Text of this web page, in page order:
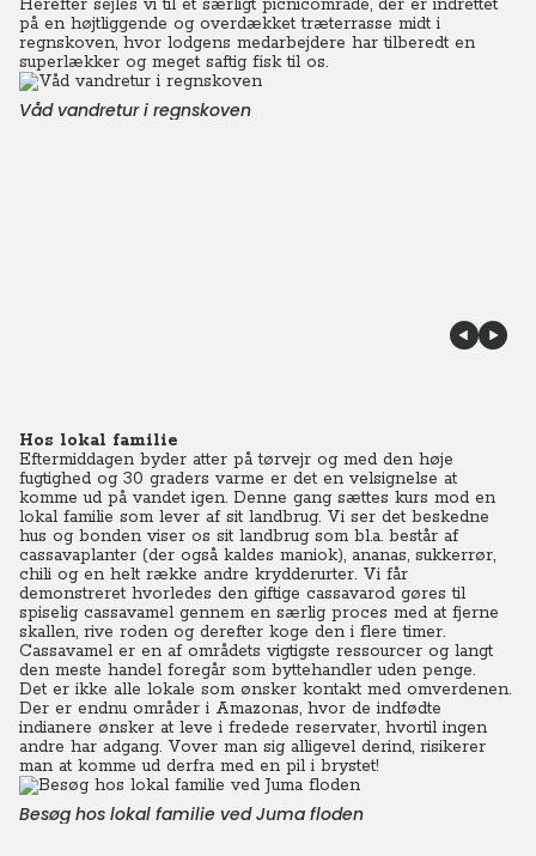
Herefter sejles vi til et særligt picnicområde, der er indrettet
på en højtliggende og overdækket træterrasse midt i
regnskoven, hvor lodgens medarbejdere har tilberedt en
superlækker og meget saftig fisk til os.
Våd vandretur i regnskoven
Hos lokal familie
Eftermiddagen byder atter på tørvejr og med den høje
fugtighed og 30 graders varme er det en velsignelse at
komme ud på vandet igen. Denne gang sættes kurs mod en
lokal familie som lever af sit landbrug. Vi ser det beskedne
hus og bonden viser os sit landbrug som bl.a. består af
cassavaplanter (der også kaldes maniok), ananas, sukkerrør,
chili og en helt række andre krydderurter. Vi får
demonstreret hvorledes den giftige cassavarod gøres til
spiselig cassavamel gennem en særlig proces med at fjerne
skallen, rive roden og derefter koge den i flere timer.
Cassavamel er en af områdets vigtigste ressourcer og langt
den meste handel foregår som byttehandler uden penge.
Det er ikke alle lokale som ønsker kontakt med omverdenen.
Der er endnu områder i Amazonas, hvor de indfødte
indianere ønsker at leve i fredede reservater, hvortil ingen
andre har adgang. Vover man sig alligevel derind, risikerer
man at komme ud derfra med en pil i brystet!
Besøg hos lokal familie ved Juma floden